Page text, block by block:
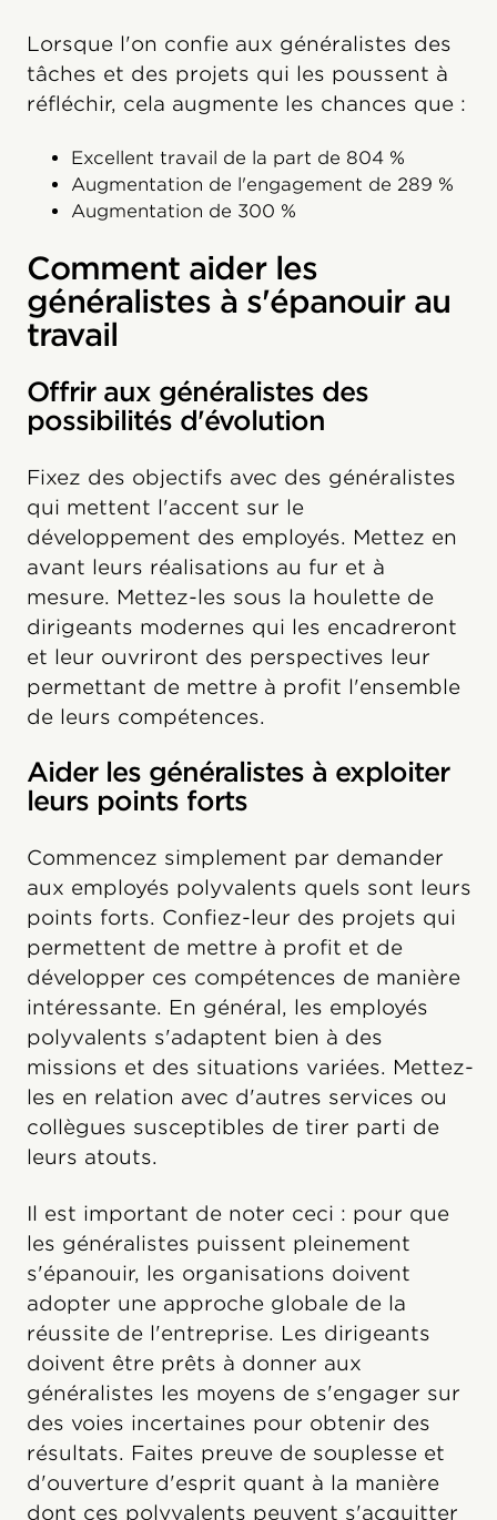
Lorsque l'on confie aux généralistes des
tâches et des projets qui les poussent à
réfléchir, cela augmente les chances que :
Excellent travail de la part de 804 %
Augmentation de l'engagement de 289 %
Augmentation de 300 %
Comment aider les
généralistes à s'épanouir au
travail
Offrir aux généralistes des
possibilités d'évolution
Fixez des objectifs avec des généralistes
qui mettent l'accent sur le
développement des employés. Mettez en
avant leurs réalisations au fur et à
mesure. Mettez-les sous la houlette de
dirigeants modernes qui les encadreront
et leur ouvriront des perspectives leur
permettant de mettre à profit l'ensemble
de leurs compétences.
Aider les généralistes à exploiter
leurs points forts
Commencez simplement par demander
aux employés polyvalents quels sont leurs
points forts. Confiez-leur des projets qui
permettent de mettre à profit et de
développer ces compétences de manière
intéressante. En général, les employés
polyvalents s'adaptent bien à des
missions et des situations variées. Mettez-
les en relation avec d'autres services ou
collègues susceptibles de tirer parti de
leurs atouts.
Il est important de noter ceci : pour que
les généralistes puissent pleinement
s'épanouir, les organisations doivent
adopter une approche globale de la
réussite de l'entreprise. Les dirigeants
doivent être prêts à donner aux
généralistes les moyens de s'engager sur
des voies incertaines pour obtenir des
résultats. Faites preuve de souplesse et
d'ouverture d'esprit quant à la manière
dont ces polyvalents peuvent s'acquitter